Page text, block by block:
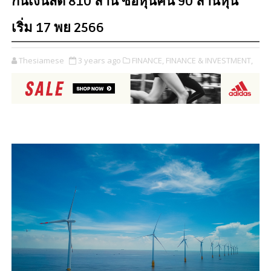
เริ่ม 17 พย 2566
Thesiamese 3 years ago FINANCE, FINANCE & INVESTMENT,